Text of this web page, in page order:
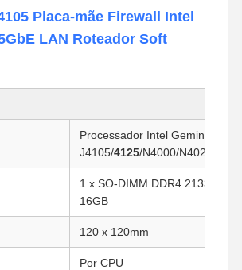
Placa-mãe Firewall Intel
LAN Roteador Soft
Processador Intel Gemini Lake,
J4105/4125/N4000/N4020
1 x SO-DIMM DDR4 2133/
16GB
120 x 120mm
Por CPU